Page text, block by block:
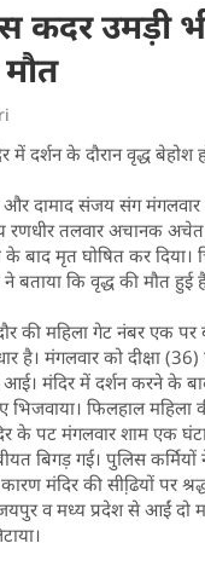
कदर उमड़ी
में दर्शन के दौरान वृद्ध
और दामाद संजय संग
तलवार अचानक
के बाद मृत घोषित कर
ने बताया कि वृद्ध की मौत
की महिला गेट नंबर एक
है। मंगलवार को दीक्षा
आई। मंदिर में दर्शन करने के
फिलहाल महिला
के पट मंगलवार शाम एक
बिगड़ गई। पुलिस
मंदिर की सीढि़यों पर
व मध्य प्रदेश से आईं दो